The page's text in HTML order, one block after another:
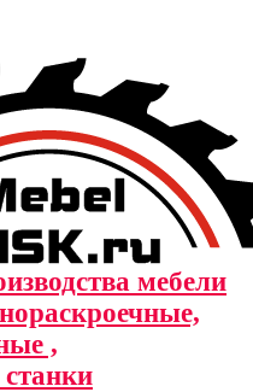
мебели
,